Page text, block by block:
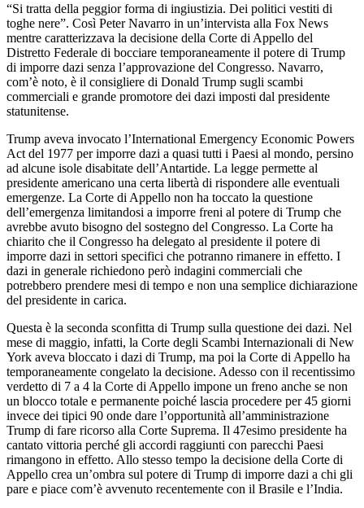
“Si tratta della peggior forma di ingiustizia. Dei politici vestiti di
toghe nere”. Così Peter Navarro in un’intervista alla Fox News
mentre caratterizzava la decisione della Corte di Appello del
Distretto Federale di bocciare temporaneamente il potere di Trump
di imporre dazi senza l’approvazione del Congresso. Navarro,
com’è noto, è il consigliere di Donald Trump sugli scambi
commerciali e grande promotore dei dazi imposti dal presidente
statunitense.
Trump aveva invocato l’International Emergency Economic Powers
Act del 1977 per imporre dazi a quasi tutti i Paesi al mondo, persino
ad alcune isole disabitate dell’Antartide. La legge permette al
presidente americano una certa libertà di rispondere alle eventuali
emergenze. La Corte di Appello non ha toccato la questione
dell’emergenza limitandosi a imporre freni al potere di Trump che
avrebbe avuto bisogno del sostegno del Congresso. La Corte ha
chiarito che il Congresso ha delegato al presidente il potere di
imporre dazi in settori specifici che potranno rimanere in effetto. I
dazi in generale richiedono però indagini commerciali che
potrebbero prendere mesi di tempo e non una semplice dichiarazione
del presidente in carica.
Questa è la seconda sconfitta di Trump sulla questione dei dazi. Nel
mese di maggio, infatti, la Corte degli Scambi Internazionali di New
York aveva bloccato i dazi di Trump, ma poi la Corte di Appello ha
temporaneamente congelato la decisione. Adesso con il recentissimo
verdetto di 7 a 4 la Corte di Appello impone un freno anche se non
un blocco totale e permanente poiché lascia procedere per 45 giorni
invece dei tipici 90 onde dare l’opportunità all’amministrazione
Trump di fare ricorso alla Corte Suprema. Il 47esimo presidente ha
cantato vittoria perché gli accordi raggiunti con parecchi Paesi
rimangono in effetto. Allo stesso tempo la decisione della Corte di
Appello crea un’ombra sul potere di Trump di imporre dazi a chi gli
pare e piace com’è avvenuto recentemente con il Brasile e l’India.